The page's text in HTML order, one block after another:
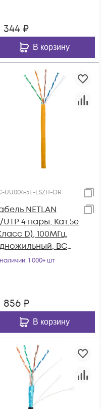
344 ₽
В корзину
UU004-5E-LSZH-OR
NETLAN
UTP 4 пары, Кат.5e
D), 100МГц,
BC
медь),
: 1 000+ шт
856 ₽
В корзину